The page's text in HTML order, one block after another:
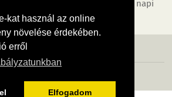
kat használ az online
növelése érdekében.
erről
Elfogadom
Hírek, programok, képek, napi
ami Győr
ADATVÉDELEM